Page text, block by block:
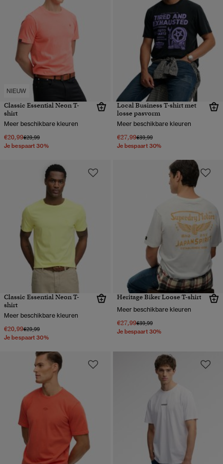
NIEUW
Classic Essential Neon T-
shirt
Meer beschikbare kleuren
€20,99Prijs verlaagd van
€29,99naar
Je bespaart 30%
Local Business T-shirt met
losse pasvorm
Meer beschikbare kleuren
€27,99Prijs verlaagd van
€39,99naar
Je bespaart 30%
Classic Essential Neon T-
shirt
Meer beschikbare kleuren
€20,99Prijs verlaagd van
€29,99naar
Je bespaart 30%
Heritage Biker Loose T-shirt
Meer beschikbare kleuren
€27,99Prijs verlaagd van
€39,99naar
Je bespaart 30%